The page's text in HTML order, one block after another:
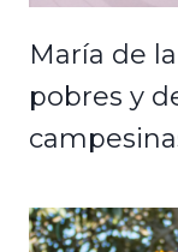
María de
pobres y